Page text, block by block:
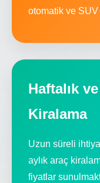
otomatik ve
Haftalık
Kiralama
Uzun süreli
aylık araç
fiyatlar